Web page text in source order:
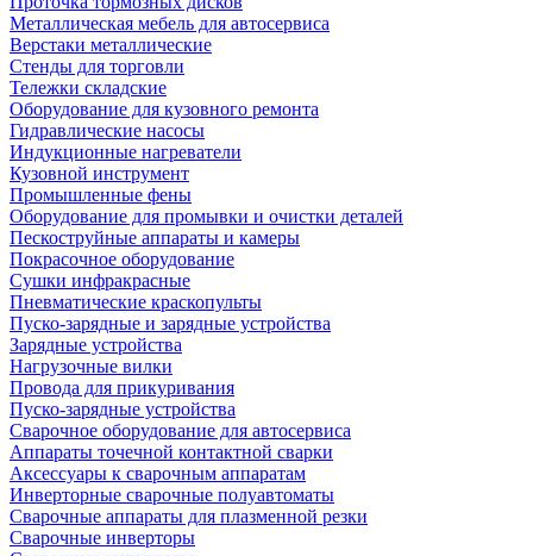
Металлическая мебель для автосервиса
Верстаки металлические
Стенды для торговли
Тележки складские
Оборудование для кузовного ремонта
Гидравлические насосы
Индукционные нагреватели
Кузовной инструмент
Промышленные фены
Оборудование для промывки и очистки деталей
Пескоструйные аппараты и камеры
Покрасочное оборудование
Сушки инфракрасные
Пневматические краскопульты
Пуско-зарядные и зарядные устройства
Зарядные устройства
Нагрузочные вилки
Провода для прикуривания
Пуско-зарядные устройства
Сварочное оборудование для автосервиса
Аппараты точечной контактной сварки
Аксессуары к сварочным аппаратам
Инверторные сварочные полуавтоматы
Сварочные аппараты для плазменной резки
Сварочные инверторы